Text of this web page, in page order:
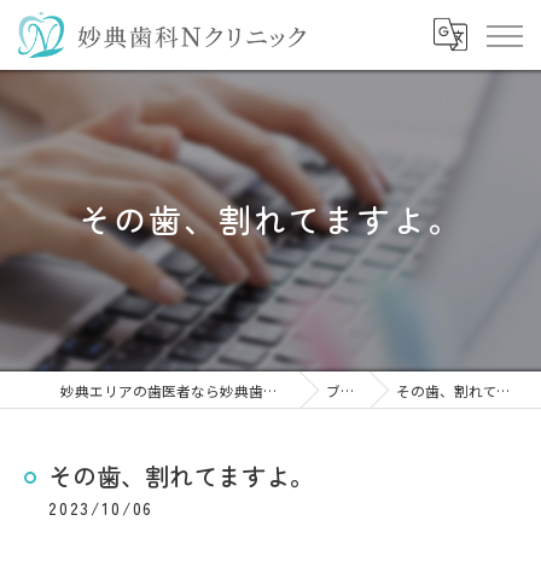
その歯、割れてますよ。
妙典エリアの歯医者なら妙典歯科Nクリニック ブログ その歯、割れてますよ。
その歯、割れてますよ。
2023/10/06